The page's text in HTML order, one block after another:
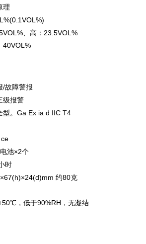
理
、高：23.5VOL%
40VOL%
/故障警报
级报警
型。Ga Ex ia d IIC T4
池×2个
时
约80克
，低于90%RH，无凝结